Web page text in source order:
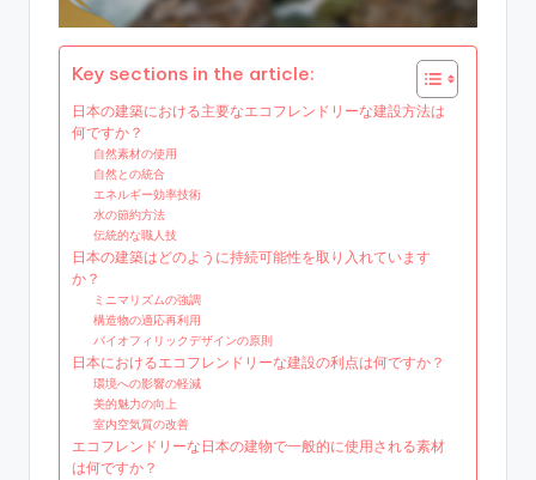
Key sections in the article:
日本の建築における主要なエコフレンドリーな建設方法は
何ですか？
自然素材の使用
自然との統合
エネルギー効率技術
水の節約方法
伝統的な職人技
日本の建築はどのように持続可能性を取り入れています
か？
ミニマリズムの強調
構造物の適応再利用
バイオフィリックデザインの原則
日本におけるエコフレンドリーな建設の利点は何ですか？
環境への影響の軽減
美的魅力の向上
室内空気質の改善
エコフレンドリーな日本の建物で一般的に使用される素材
は何ですか？